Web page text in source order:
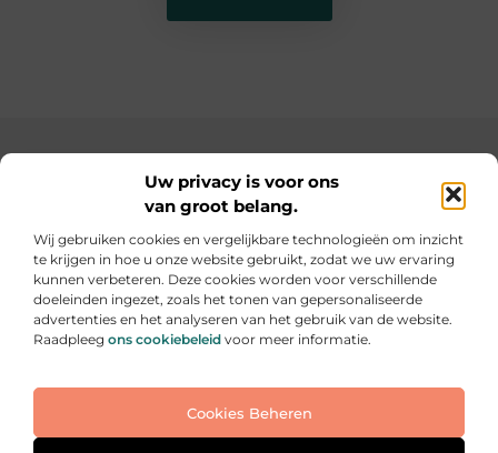
Uw privacy is voor ons
van groot belang.
Wij gebruiken cookies en vergelijkbare technologieën om inzicht
te krijgen in hoe u onze website gebruikt, zodat we uw ervaring
kunnen verbeteren. Deze cookies worden voor verschillende
doeleinden ingezet, zoals het tonen van gepersonaliseerde
advertenties en het analyseren van het gebruik van de website.
Raadpleeg ons cookiebeleid voor meer informatie.
Cookies Beheren
Elke dag iets nieuws op informe-toit.be
Praktische tips, slimme ideeën en boeiende verhalen
voor jouw dagelijks leven.